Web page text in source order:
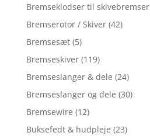
Bremseklodser til skivebremser
Bremserotor / Skiver (42)
Bremsesæt (5)
Bremseskiver (119)
Bremseslanger & dele (24)
Bremseslanger og dele (30)
Bremsewire (12)
Buksefedt & hudpleje (23)